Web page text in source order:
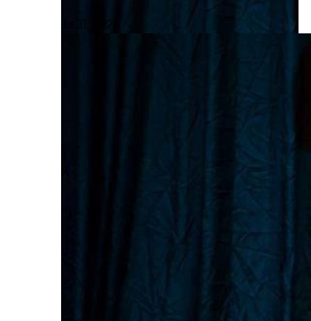
Jul 31, 2026